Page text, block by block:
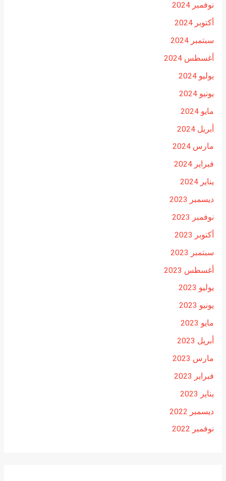
نوفمبر 2024
أكتوبر 2024
سبتمبر 2024
أغسطس 2024
يوليو 2024
يونيو 2024
مايو 2024
أبريل 2024
مارس 2024
فبراير 2024
يناير 2024
ديسمبر 2023
نوفمبر 2023
أكتوبر 2023
سبتمبر 2023
أغسطس 2023
يوليو 2023
يونيو 2023
مايو 2023
أبريل 2023
مارس 2023
فبراير 2023
يناير 2023
ديسمبر 2022
نوفمبر 2022